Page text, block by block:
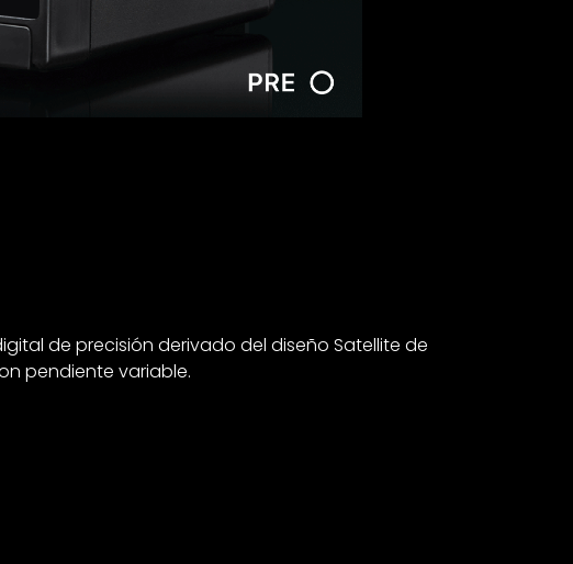
de precisión derivado del diseño Satellite de
pendiente variable.